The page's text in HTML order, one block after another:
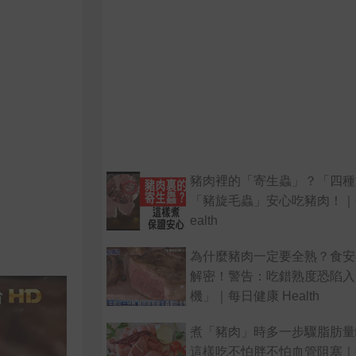
豬肉裡的「寄生蟲」？「四
「豬旋毛蟲」安心吃豬肉！
ealth
為什麼豬肉一定要全熟？食
解密！警告：吃錯熟度恐陷
機」｜每日健康 Health
煮「豬肉」時多一步驟脂肪
這樣吃不怕胖不怕血管阻塞